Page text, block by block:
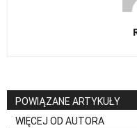
POWIĄZANE ARTYKUŁY
WIĘCEJ OD AUTORA